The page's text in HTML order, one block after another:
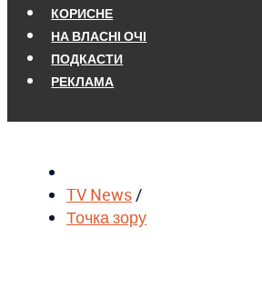
КОРИСНЕ
НА ВЛАСНІ ОЧІ
ПОДКАСТИ
РЕКЛАМА
TV News/
Точка зору